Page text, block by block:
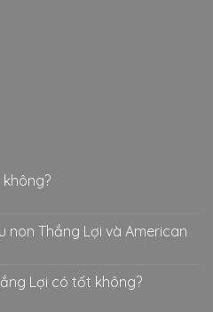
non Thắng Lợi và American
Lợi có tốt không?